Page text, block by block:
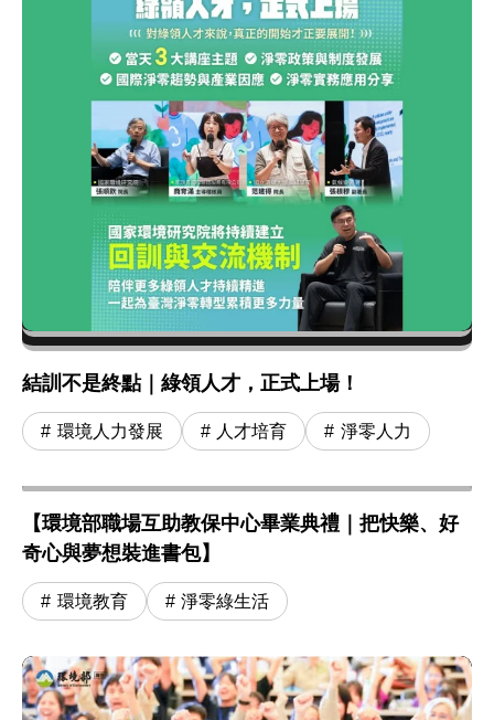
結訓不是終點｜綠領人才，正式上場！
環境人力發展 人才培育 淨零人力
【環境部職場互助教保中心畢業典禮｜把快樂、好
奇心與夢想裝進書包】
環境教育 淨零綠生活